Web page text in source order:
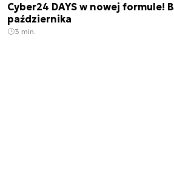
Cyber24 DAYS w nowej formule!
października
3 min.